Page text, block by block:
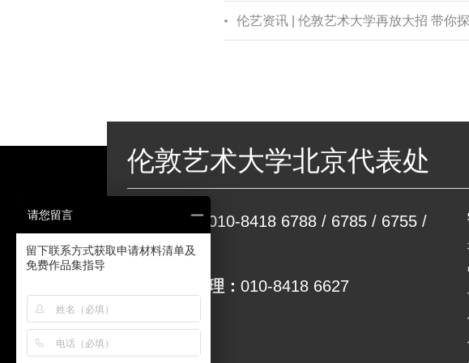
伦艺资讯 | 伦敦艺术大学再放大招 带你
伦敦艺术大学北京代表处
申请咨询： 010-8418 6788 / 6785 / 6755 /
6783
后期入学办理： 010-8418 6627
请您留言
留下联系方式获取申请材料清单及
免费作品集指导